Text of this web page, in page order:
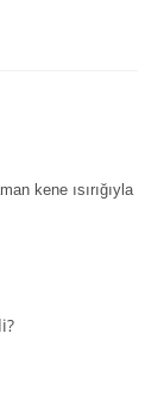
kene ısırığıyla